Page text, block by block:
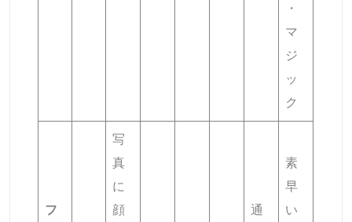
・
マ
ジ
ッ
ク
フ
写
真
に
顔
通
素
早
い